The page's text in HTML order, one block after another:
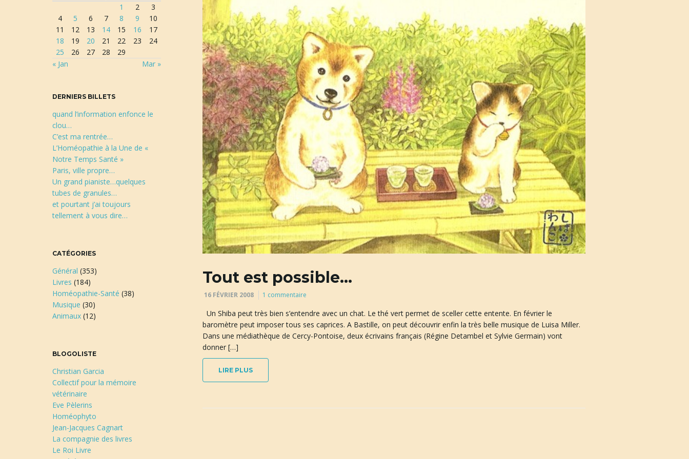
Tout est possible…
16 FÉVRIER 2008 1 commentaire
Un Shiba peut très bien s’entendre avec un chat. Le thé vert permet de sceller cette entente. En février le
baromètre peut imposer tous ses caprices. A Bastille, on peut découvrir enfin la très belle musique de Luisa Miller.
Dans une médiathèque de Cercy-Pontoise, deux écrivains français (Régine Detambel et Sylvie Germain) vont
donner […]
LIRE PLUS
r
e
« Jan Mar »
1 2
3
4
5 6 7 8 9
10
11
12 13 14 15 16
17
18
19 20 21 22 23
24
25
26 27 28 29
DERNIERS BILLETS
quand l’information enfonce le
clou…
C’est ma rentrée…
L’Homéopathie à la Une de «
Notre Temps Santé »
Paris, ville propre…
Un grand pianiste…quelques
tubes de granules…
et pourtant j’ai toujours
tellement à vous dire…
CATÉGORIES
Général (353)
Livres (184)
Homéopathie-Santé (38)
Musique (30)
Animaux (12)
BLOGOLISTE
Christian Garcia
Collectif pour la mémoire
vétérinaire
Eve Pèlerins
Homéophyto
Jean-Jacques Cagnart
La compagnie des livres
Le Roi Livre